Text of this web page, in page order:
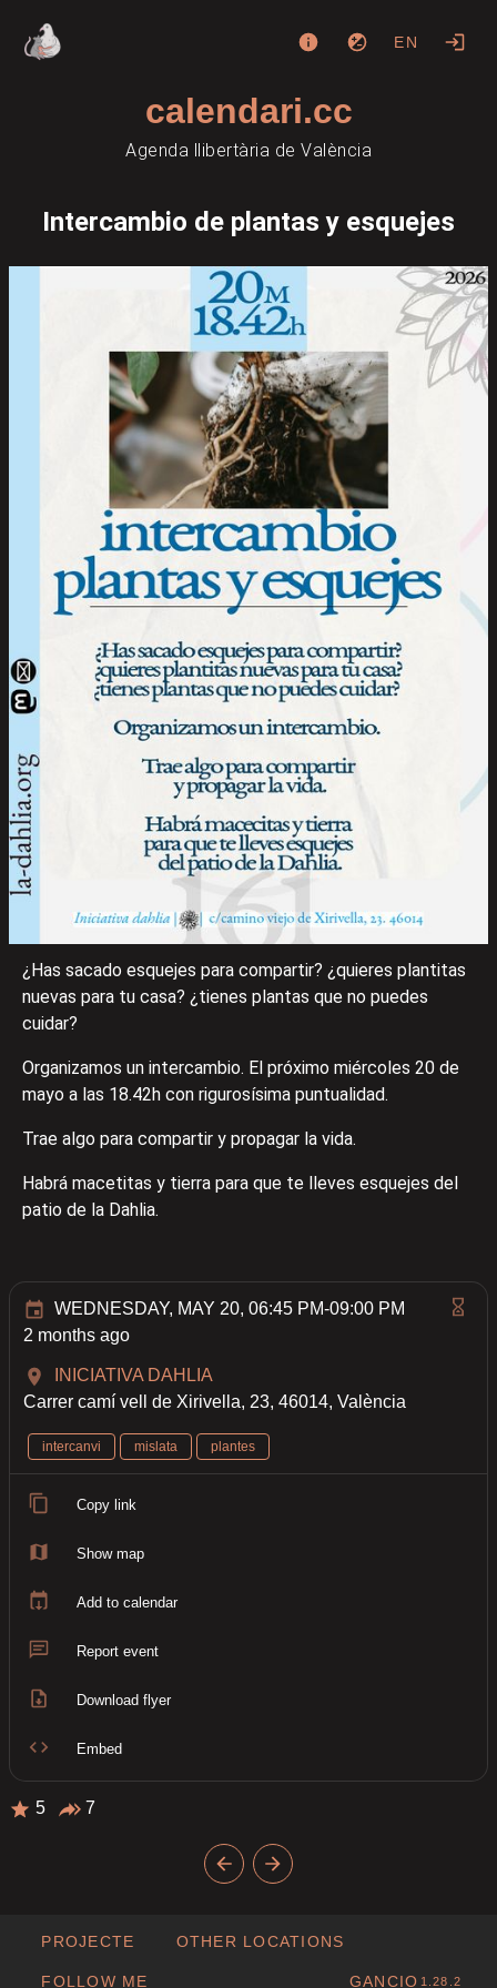
EN
calendari.cc
Agenda llibertària de València
Intercambio de plantas y esquejes
¿Has sacado esquejes para compartir? ¿quieres plantitas
nuevas para tu casa? ¿tienes plantas que no puedes
cuidar?
Organizamos un intercambio. El próximo miércoles 20 de
mayo a las 18.42h con rigurosísima puntualidad.
Trae algo para compartir y propagar la vida.
Habrá macetitas y tierra para que te lleves esquejes del
patio de la Dahlia.
WEDNESDAY, MAY 20, 06:45 PM-09:00 PM
2 months ago
INICIATIVA DAHLIA
Carrer camí vell de Xirivella, 23, 46014, València
intercanvi mislata plantes
Copy link
Show map
Add to calendar
Report event
Download flyer
Embed
5 7
PROJECTE OTHER LOCATIONS
FOLLOW ME GANCIO 1.28.2